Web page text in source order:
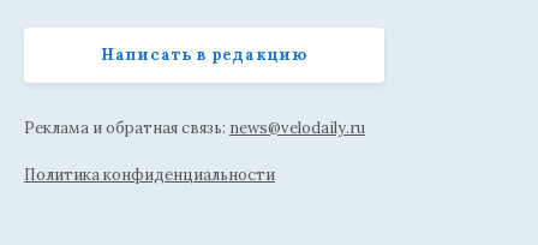
Написать в редакцию
Реклама и обратная связь: news@velodaily.ru
Политика конфиденциальности